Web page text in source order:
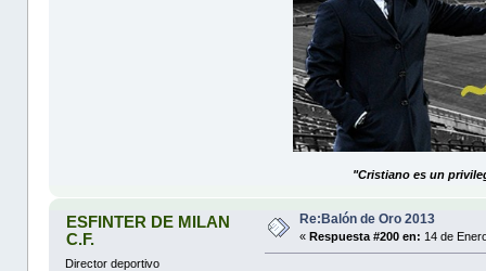
"Cristiano es un
ESFINTER DE MILAN
C.F.
Director deportivo
Re:Balón de Oro 2013
«Respuesta #200 en: 14 de